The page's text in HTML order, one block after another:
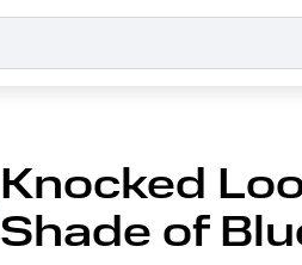
Knocked
Shade of